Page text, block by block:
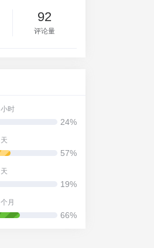
92
评论量
小时
24%
天
57%
天
19%
个月
66%